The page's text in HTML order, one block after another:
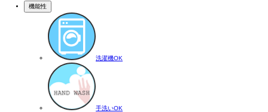
機能性
洗濯機OK
手洗いOK